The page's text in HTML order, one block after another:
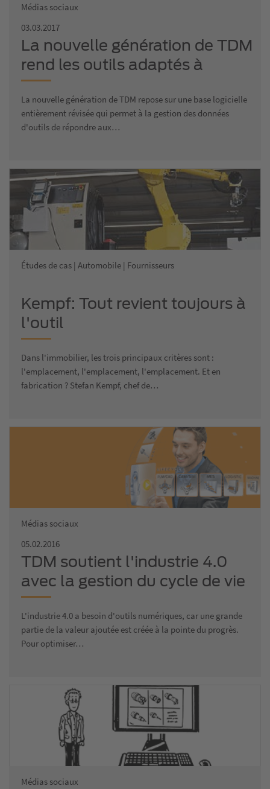
Médias sociaux
03.03.2017
La nouvelle génération de TDM
rend les outils adaptés à
l'industrie 4.0
La nouvelle génération de TDM repose sur une base logicielle
entièrement révisée qui permet à la gestion des données
d'outils de répondre aux…
Études de cas | Automobile | Fournisseurs
Kempf: Tout revient toujours à
l'outil
Dans l'immobilier, les trois principaux critères sont :
l'emplacement, l'emplacement, l'emplacement. Et en
fabrication ? Stefan Kempf, chef de…
Médias sociaux
05.02.2016
TDM soutient l'industrie 4.0
avec la gestion du cycle de vie
des outils
L'industrie 4.0 a besoin d'outils numériques, car une grande
partie de la valeur ajoutée est créée à la pointe du progrès.
Pour optimiser…
Médias sociaux